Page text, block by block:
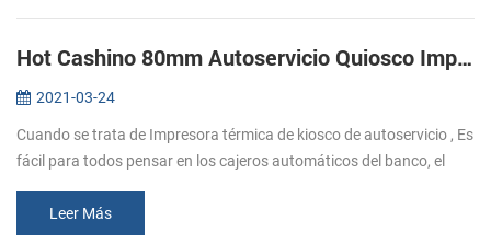
Hot Cashino 80mm Autoservicio Quiosco Impresora térmica KP-347 Seleccione para usted.
2021-03-24
Cuando se trata de Impresora térmica de kiosco de autoservicio , Es
fácil para todos pensar en los cajeros automáticos del banco, el
quio...Leer Más